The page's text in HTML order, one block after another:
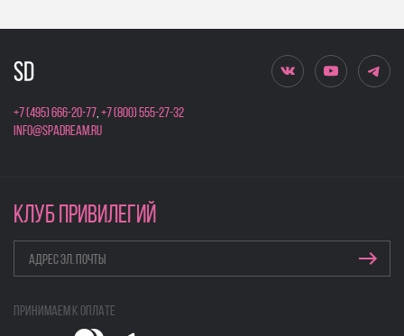
+7 (495) 666-20-77,+7 (800) 555-27-32
info@spadream.ru
КЛУБ ПРИВИЛЕГИЙ
Принимаем к оплате